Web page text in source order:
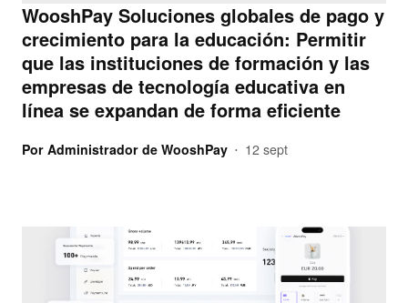
WooshPay Soluciones globales de pago y
crecimiento para la educación: Permitir
que las instituciones de formación y las
empresas de tecnología educativa en
línea se expandan de forma eficiente
Por Administrador de WooshPay • 12 sept